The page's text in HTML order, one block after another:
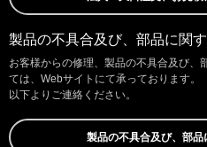
製品の不具合及び、部品に関
お客様からの修理、製品の不具合及び、
ては、Webサイトにて承っております。
以下よりご連絡ください。
製品の不具合及び、部